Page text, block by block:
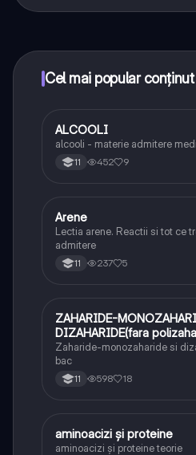
Cel mai popular
Chimie
ALCOOLI
alcooli - materie admitere
11 452 9
Chimie
Arene
Lectia arene. Reactii si tot ce
admitere
11 237 5
Chimie
ZAHARIDE-
DIZAHARIDE(fara
Zaharide-monozaharide si
bac
11 598 18
Chimie
aminoacizi și proteine
aminoacizi și proteine teorie